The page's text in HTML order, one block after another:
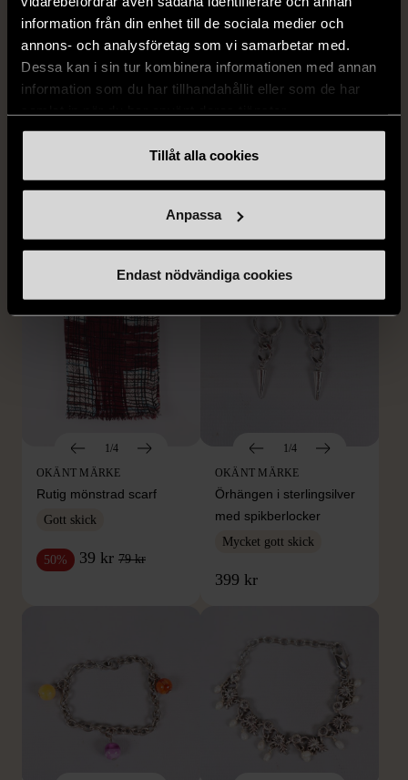
information från din enhet till de sociala medier och
annons- och analysföretag som vi samarbetar med.
Dessa kan i sin tur kombinera informationen med annan
information som du har tillhandahållit eller som de har
Tillåt alla cookies
Anpassa
Endast nödvändiga cookies
FRÅN SAMMA VARUMÄRKE
1/4
OKÄNT MÄRKE
Rutig mönstrad scarf
Gott skick
50% 39 kr 79 kr
1/4
OKÄNT MÄRKE
Örhängen i sterlingsilver
med spikberlocker
Mycket gott skick
399 kr